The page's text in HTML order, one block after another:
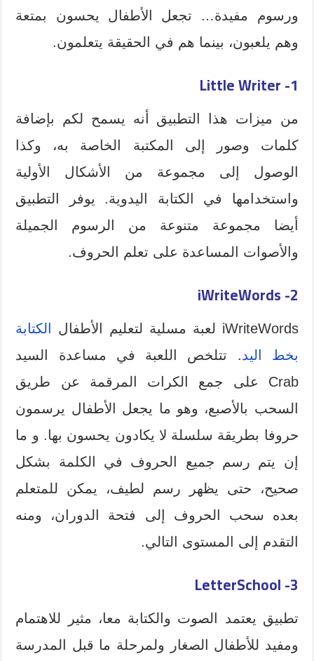
ورسوم مفيدة… تجعل الأطفال يحسون بمتعة
وهم يلعبون، بينما هم في الحقيقة يتعلمون.
1-
Little Writer
من ميزات هذا التطبيق أنه يسمح لكم بإضافة
كلمات وصور إلى المكتبة الخاصة به، وكذا
الوصول إلى مجموعة من الأشكال الأولية
واستخدامها في الكتابة اليدوية. يوفر التطبيق
أيضا مجموعة متنوعة من الرسوم الجميلة
والأصوات المساعدة على تعلم الحروف.
2-
iWriteWords
iWriteWords لعبة مسلية لتعليم الأطفال
الكتابة
بخط اليد. تتلخص اللعبة في مساعدة السيد
Crab على جمع الكرات المرقمة عن طريق
السحب بالأصبع، وهو ما يجعل الأطفال يرسمون
حروفا بطريقة سلسلة لا يكادون يحسون بها. و ما
إن يتم رسم جميع الحروف في الكلمة بشكل
صحيح، حتى يظهر رسم لطيف، يمكن للمتعلم
بعده سحب الحروف إلى فتحة الدوران، ومنه
التقدم إلى المستوى التالي.
3-
LetterSchool
تطبيق يعتمد الصوت والكتابة معا، مثير للاهتمام
ومفيد للأطفال الصغار ولمرحلة ما قبل المدرسة